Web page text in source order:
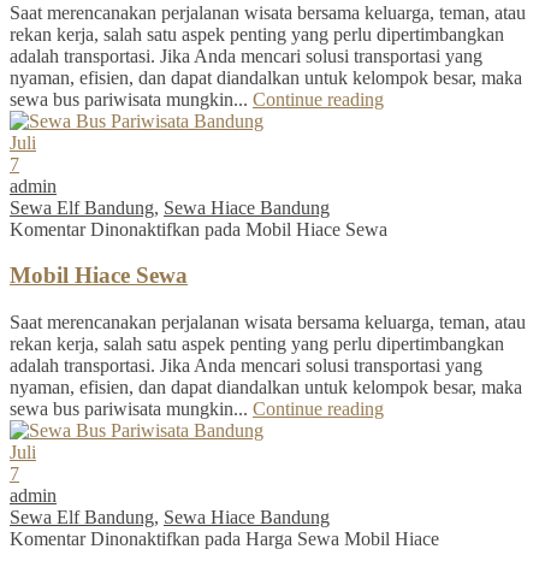
Saat merencanakan perjalanan wisata bersama keluarga, teman, atau
rekan kerja, salah satu aspek penting yang perlu dipertimbangkan
adalah transportasi. Jika Anda mencari solusi transportasi yang
nyaman, efisien, dan dapat diandalkan untuk kelompok besar, maka
sewa bus pariwisata mungkin... Continue reading
Juli
7
admin
Sewa Elf Bandung, Sewa Hiace Bandung
Komentar Dinonaktifkan pada Mobil Hiace Sewa
Mobil Hiace Sewa
Saat merencanakan perjalanan wisata bersama keluarga, teman, atau
rekan kerja, salah satu aspek penting yang perlu dipertimbangkan
adalah transportasi. Jika Anda mencari solusi transportasi yang
nyaman, efisien, dan dapat diandalkan untuk kelompok besar, maka
sewa bus pariwisata mungkin... Continue reading
Juli
7
admin
Sewa Elf Bandung, Sewa Hiace Bandung
Komentar Dinonaktifkan pada Harga Sewa Mobil Hiace